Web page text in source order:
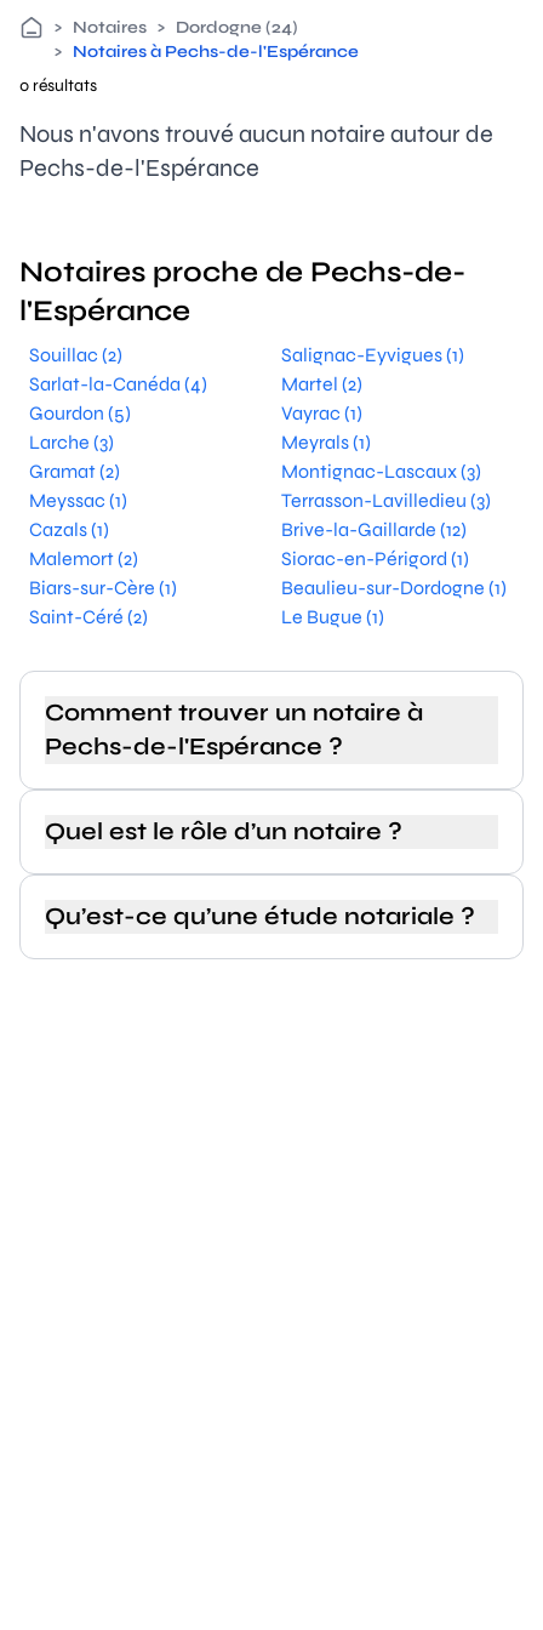
> Notaires > Dordogne (24)
> Notaires à Pechs-de-l'Espérance
0 résultats
Nous n'avons trouvé aucun notaire autour de
Pechs-de-l'Espérance
Notaires proche de Pechs-de-
l'Espérance
Souillac (2)
Salignac-Eyvigues (1)
Sarlat-la-Canéda (4)
Martel (2)
Gourdon (5)
Vayrac (1)
Larche (3)
Meyrals (1)
Gramat (2)
Montignac-Lascaux (3)
Meyssac (1)
Terrasson-Lavilledieu (3)
Cazals (1)
Brive-la-Gaillarde (12)
Malemort (2)
Siorac-en-Périgord (1)
Biars-sur-Cère (1)
Beaulieu-sur-Dordogne (1)
Saint-Céré (2)
Le Bugue (1)
Comment trouver un notaire à
Pechs-de-l'Espérance ?
Quel est le rôle d’un notaire ?
Qu’est-ce qu’une étude notariale ?